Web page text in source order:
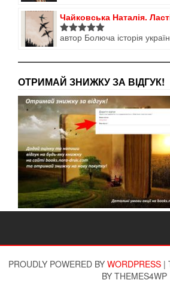
Чайковська Наталія.
Оцінено в
автор Болюча історія
ОТРИМАЙ ЗНИЖКУ ЗА ВІДГУК!
PROUDLY POWERED BY WORDPRESS |
BY THEMES4WP